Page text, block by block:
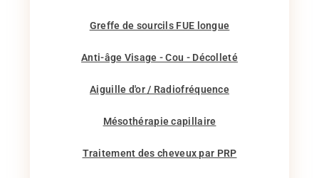
Greffe de sourcils FUE longue
Anti-âge Visage - Cou - Décolleté
Aiguille d'or / Radiofréquence
Mésothérapie capillaire
Traitement des cheveux par PRP